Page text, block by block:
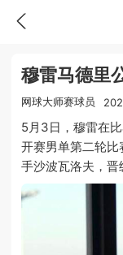
穆雷马德里
网球大师赛球员
5月3日，穆雷在
开赛男单第二轮
手沙波瓦洛夫，晋